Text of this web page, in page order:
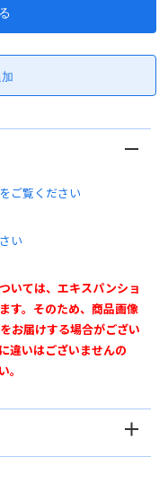
ご覧ください
い
いては、エキスパンショ
す。そのため、商品画像
お届けする場合がござい
違いはございませんの
。